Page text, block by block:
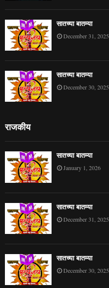
सातच्या बातम्या
December 31, 2025
सातच्या बातम्या
December 30, 2025
राजकीय
सातच्या बातम्या
January 1, 2026
सातच्या बातम्या
December 31, 2025
सातच्या बातम्या
December 30, 2025